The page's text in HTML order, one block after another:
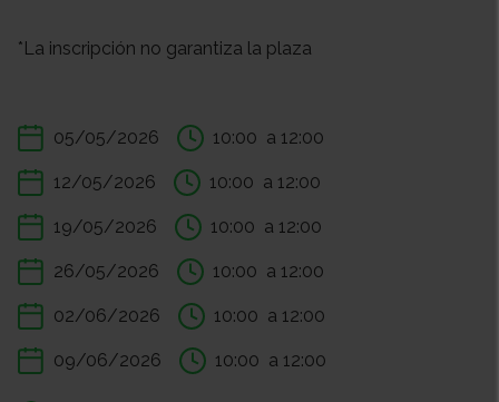
*La inscripción no garantiza la plaza
05/05/2026 10:00 a 12:00
12/05/2026 10:00 a 12:00
19/05/2026 10:00 a 12:00
26/05/2026 10:00 a 12:00
02/06/2026 10:00 a 12:00
09/06/2026 10:00 a 12:00